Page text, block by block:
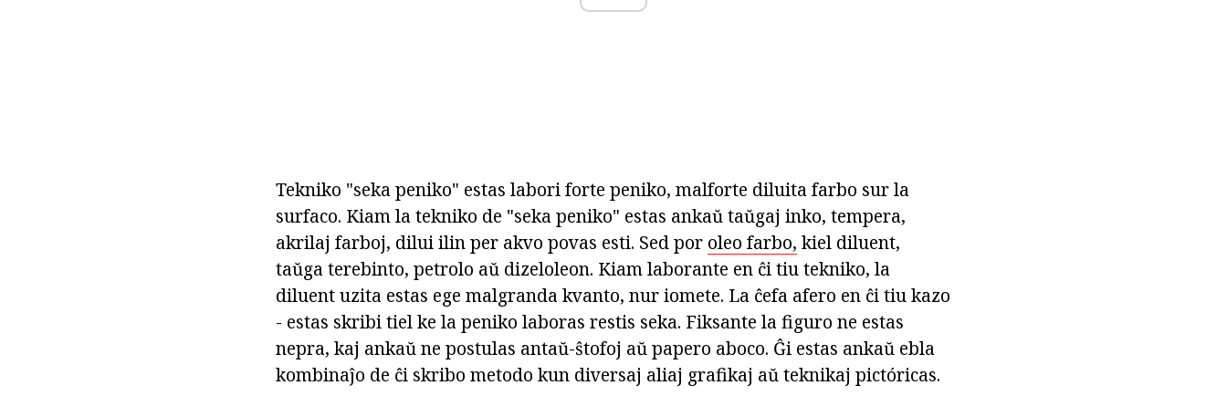
Tekniko "seka peniko" estas labori forte peniko, malforte diluita farbo sur la
surfaco. Kiam la tekniko de "seka peniko" estas ankaŭ taŭgaj inko, tempera,
akrilaj farboj, dilui ilin per akvo povas esti. Sed por oleo farbo, kiel diluent,
taŭga terebinto, petrolo aŭ dizeloleon. Kiam laborante en ĉi tiu tekniko, la
diluent uzita estas ege malgranda kvanto, nur iomete. La ĉefa afero en ĉi tiu kazo
- estas skribi tiel ke la peniko laboras restis seka. Fiksante la figuro ne estas
nepra, kaj ankaŭ ne postulas antaŭ-ŝtofoj aŭ papero aboco. Ĝi estas ankaŭ ebla
kombinaĵo de ĉi skribo metodo kun diversaj aliaj grafikaj aŭ teknikaj pictóricas.